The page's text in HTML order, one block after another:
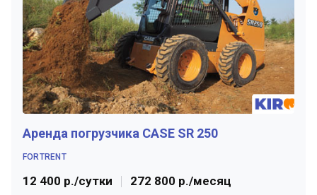
Аренда погрузчика CASE SR 250
FORTRENT
12 400 р./сутки 272 800 р./месяц